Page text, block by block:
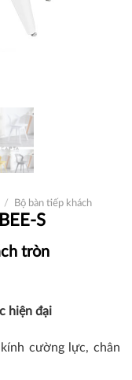
/ Bộ bàn tiếp khách
S
tròn
hiện đại
cường lực, chân